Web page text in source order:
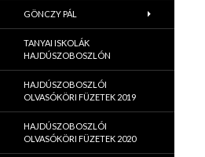
GÖNCZY PÁL
TANYAI ISKOLÁK
HAJDÚSZOBOSZLÓN
HAJDÚSZOBOSZLÓI
OLVASÓKÖRI FÜZETEK 2019
HAJDÚSZOBOSZLÓI
OLVASÓKÖRI FÜZETEK 2020